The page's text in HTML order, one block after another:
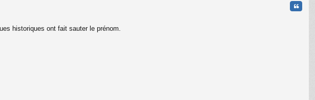
historiques ont fait sauter le prénom.